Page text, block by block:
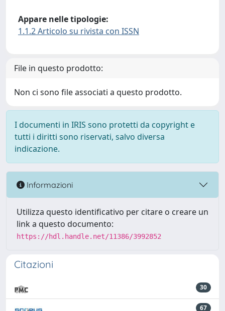
Appare nelle tipologie:
1.1.2 Articolo su rivista con ISSN
File in questo prodotto:
Non ci sono file associati a questo prodotto.
I documenti in IRIS sono protetti da copyright e
tutti i diritti sono riservati, salvo diversa
indicazione.
Informazioni
Utilizza questo identificativo per citare o creare un
link a questo documento:
https://hdl.handle.net/11386/3992852
Citazioni
30
67